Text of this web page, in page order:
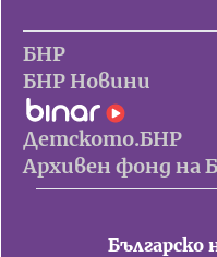
БНР
БНР Новини
Детското.БНР
Архивен фонд на
Българско